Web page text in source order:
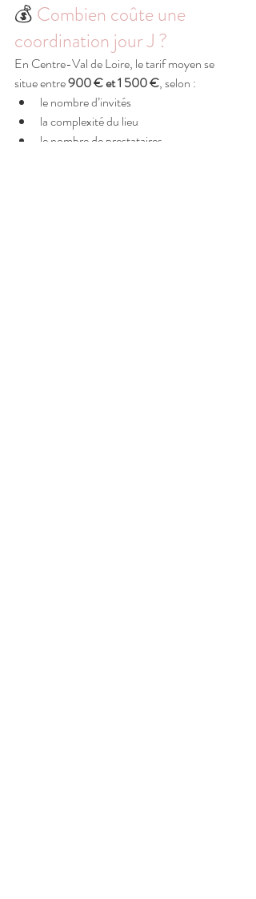
💰 Combien coûte une
coordination jour J ?
En Centre-Val de Loire, le tarif moyen se
situe entre 900 € et 1 500 €, selon :
le nombre d’invités
la complexité du lieu
le nombre de prestataires